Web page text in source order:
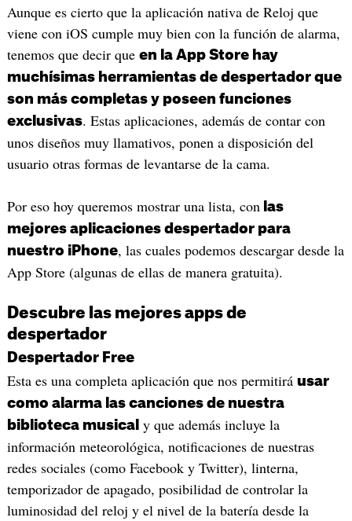
Aunque es cierto que la aplicación nativa de Reloj que
viene con iOS cumple muy bien con la función de alarma,
tenemos que decir que en la App Store hay
muchísimas herramientas de despertador que
son más completas y poseen funciones
exclusivas. Estas aplicaciones, además de contar con
unos diseños muy llamativos, ponen a disposición del
usuario otras formas de levantarse de la cama.
Por eso hoy queremos mostrar una lista, con las
mejores aplicaciones despertador para
nuestro iPhone, las cuales podemos descargar desde la
App Store (algunas de ellas de manera gratuita).
Descubre las mejores apps de
despertador
Despertador Free
Esta es una completa aplicación que nos permitirá usar
como alarma las canciones de nuestra
biblioteca musical y que además incluye la
información meteorológica, notificaciones de nuestras
redes sociales (como Facebook y Twitter), linterna,
temporizador de apagado, posibilidad de controlar la
luminosidad del reloj y el nivel de la batería desde la